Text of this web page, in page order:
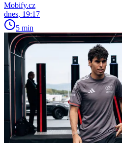
Mobify.cz
dnes, 19:17
5 min